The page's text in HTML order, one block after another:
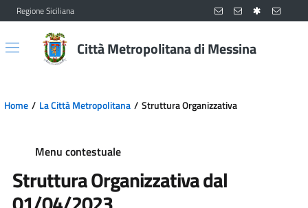
Vai al contenuto principale
Vai al menu principale
Regione Siciliana
Città Metropolitana di Messina
Home La Città Metropolitana Struttura Organizzativa
Menu contestuale
Struttura Organizzativa dal